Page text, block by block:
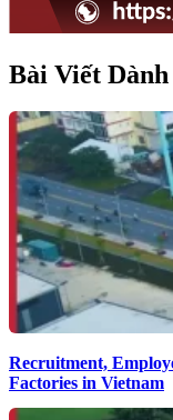
Bài Viết
Recruitment,
Factories in Vietnam